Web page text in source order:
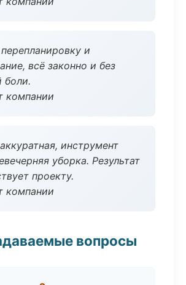
и
всё законно и без
боли.
компании
инструмент
уборка. Результат
проекту.
компании
вопросы